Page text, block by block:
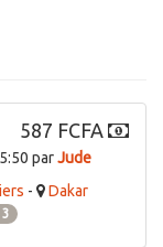
587 FCFA
parJude
-
Dakar
3